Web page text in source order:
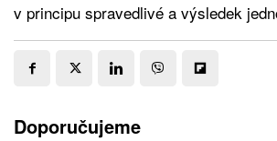
v principu spravedlivé a výsledek
Doporučujeme